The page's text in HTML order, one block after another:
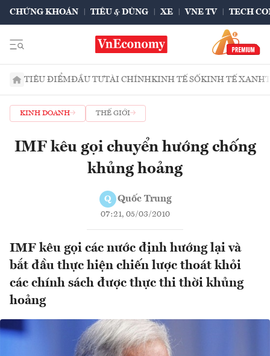
CHỨNG KHOÁN TIÊU & DÙNG XE VNE TV TECH
TIÊU ĐIỂMĐẦU TƯTÀI CHÍNHKINH TẾ SỐKINH TẾ XANH
KINH DOANH THẾ GIỚI
IMF kêu gọi chuyển hướng chống
khủng hoảng
Q Quốc Trung
07:21, 05/03/2010
IMF kêu gọi các nước định hướng lại và
bắt đầu thực hiện chiến lược thoát khỏi
các chính sách được thực thi thời khủng
hoảng